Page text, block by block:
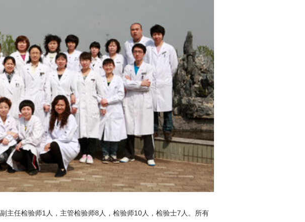
任检验师1人，主管检验师8人，检验师10人，检验士7人。所有